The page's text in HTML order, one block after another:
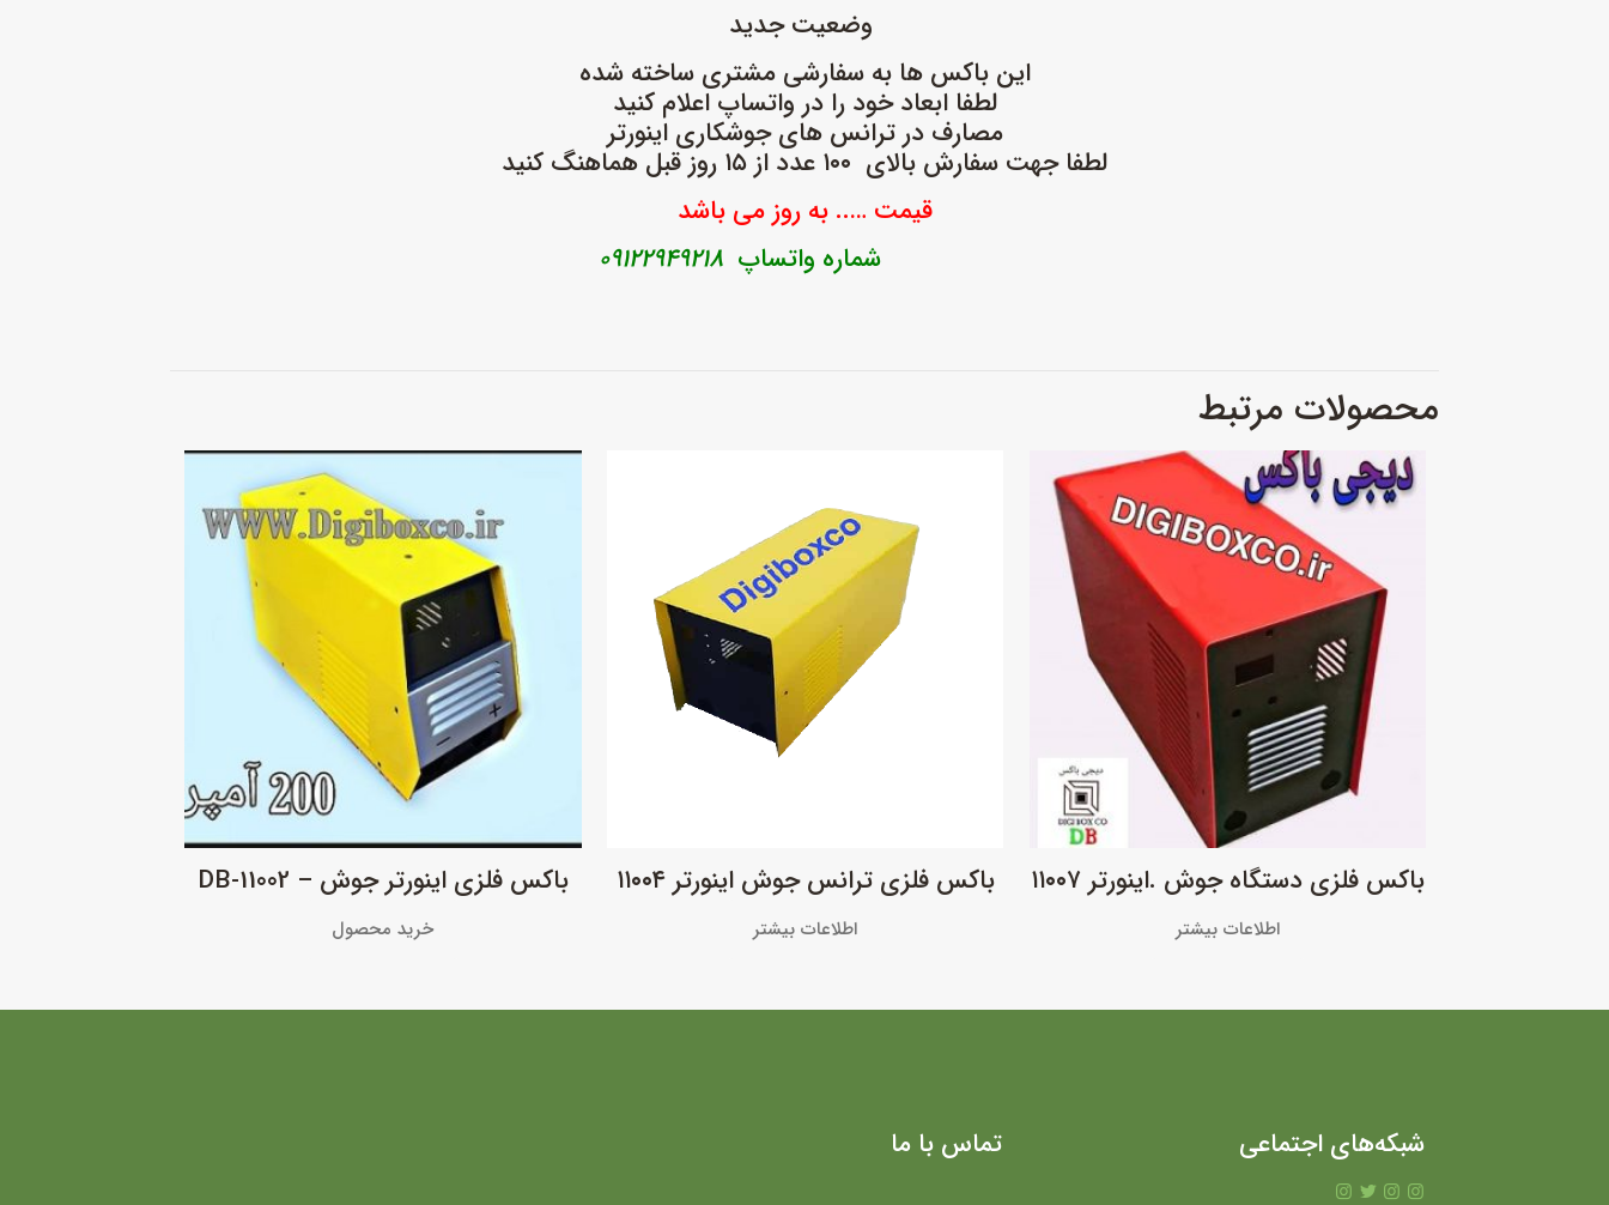
وضعیت جدید
این باکس ها به سفارشی مشتری ساخته شده
لطفا ابعاد خود را در واتساپ اعلام کنید
مصارف در ترانس های جوشکاری اینورتر
لطفا جهت سفارش بالای ۱۰۰ عدد از ۱۵ روز قبل هماهنگ کنید
قیمت ….. به روز می باشد
شماره واتساپ ۰۹۱۲۲۹۴۹۲۱۸
محصولات مرتبط
باکس فلزی دستگاه جوش .اینورتر ۱۱۰۰۷
اطلاعات بیشتر
باکس فلزی ترانس جوش اینورتر ۱۱۰۰۴
اطلاعات بیشتر
باکس فلزی اینورتر جوش – DB-11002
خرید محصول
شبکه‌های اجتماعی تماس با ما